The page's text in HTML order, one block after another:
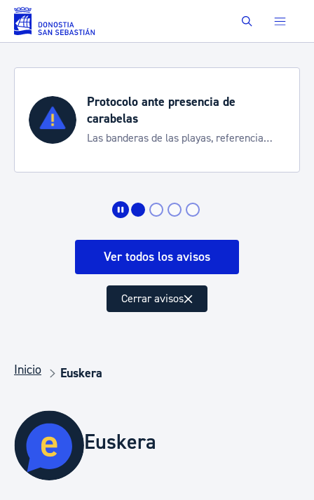
Saltar al contenido principal Buscar
Protocolo ante presencia de
carabelas
Las banderas de las playas, referencia
Ver todos los avisos
Cerrar avisos
Inicio Euskera
Euskera